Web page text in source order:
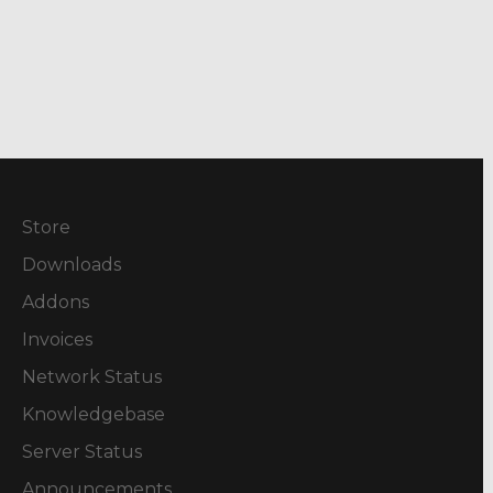
Store
Downloads
Addons
Invoices
Network Status
Knowledgebase
Server Status